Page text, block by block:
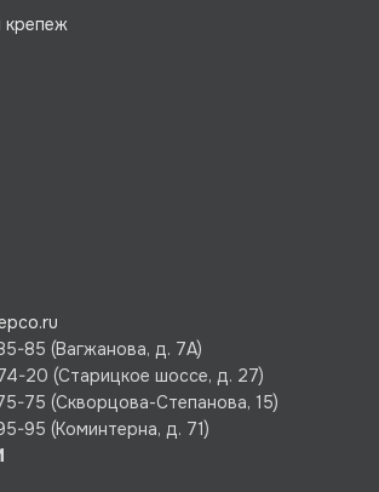
85 (Вагжанова, д. 7А)
20 (Старицкое шоссе, д. 27)
75 (Скворцова-Степанова, 15)
95 (Коминтерна, д. 71)